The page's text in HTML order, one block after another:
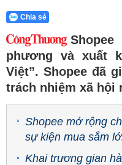
Chia sẻ
phương và xuất
Việt”. Shopee đã
trách nhiệm xã hội
Shopee mở rộng
sự kiện mua sắm
Khai trương gian